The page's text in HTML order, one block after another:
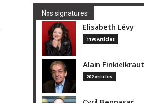
Nos signatures
Elisabeth Lévy
1190 Articles
Alain Finkielkraut
202 Articles